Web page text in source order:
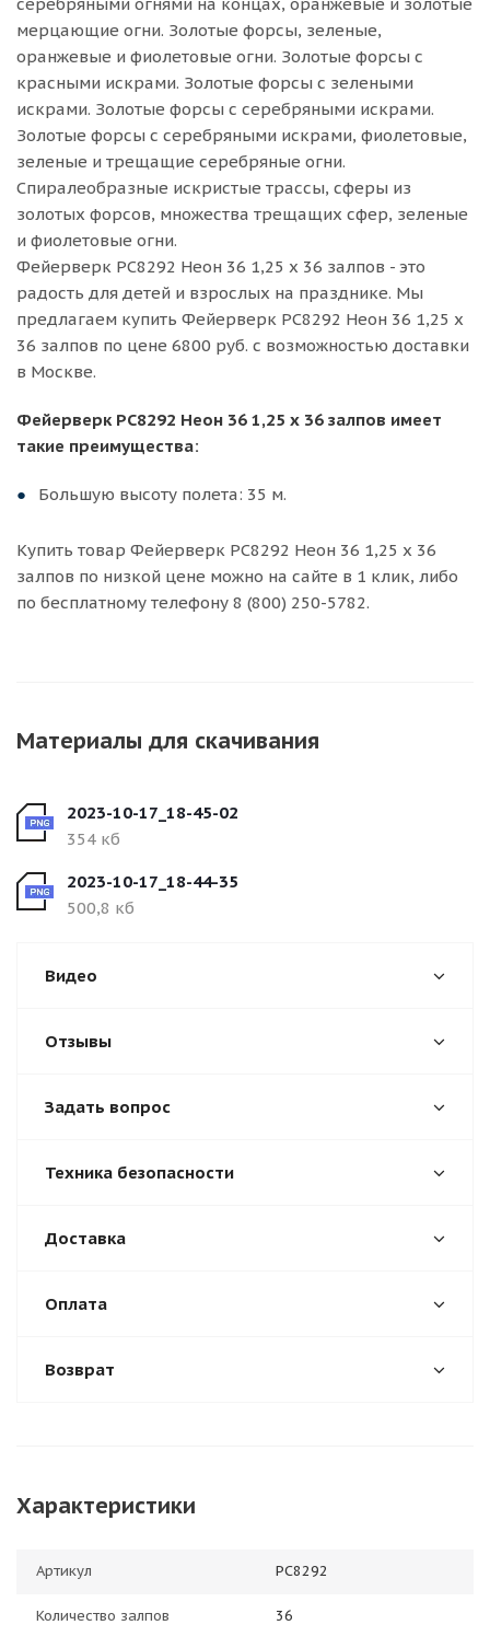
мерцающие огни. Золотые форсы, зеленые,
оранжевые и фиолетовые огни. Золотые форсы с
красными искрами. Золотые форсы с зелеными
искрами. Золотые форсы с серебряными искрами.
Золотые форсы с серебряными искрами, фиолетовые,
зеленые и трещащие серебряные огни.
Спиралеобразные искристые трассы, сферы из
золотых форсов, множества трещащих сфер, зеленые
и фиолетовые огни.
Фейерверк РС8292 Неон 36 1,25 х 36 залпов - это
радость для детей и взрослых на празднике. Мы
предлагаем купить Фейерверк РС8292 Неон 36 1,25 х
36 залпов по цене 6800 руб. с возможностью доставки
в Москве.
Фейерверк РС8292 Неон 36 1,25 х 36 залпов имеет
такие преимущества:
Большую высоту полета: 35 м.
Купить товар Фейерверк РС8292 Неон 36 1,25 х 36
залпов по низкой цене можно на сайте в 1 клик, либо
по бесплатному телефону 8 (800) 250-5782.
Материалы для скачивания
2023-10-17_18-45-02
354 кб
2023-10-17_18-44-35
500,8 кб
Видео
Отзывы
Задать вопрос
Техника безопасности
Доставка
Оплата
Возврат
Характеристики
Артикул РС8292
Количество залпов 36